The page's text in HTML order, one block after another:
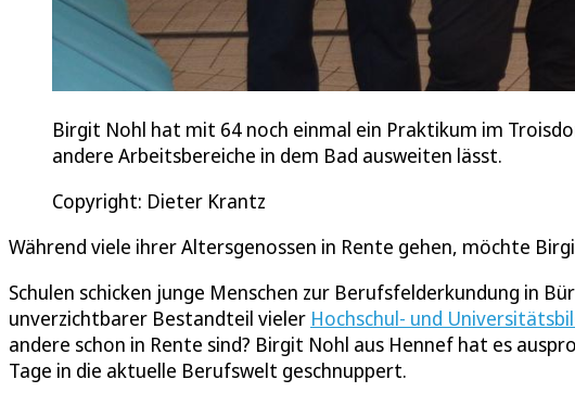
Birgit Nohl hat mit 64 noch einmal ein Praktikum im
andere Arbeitsbereiche in dem Bad ausweiten lässt.
Copyright: Dieter Krantz
Während viele ihrer Altersgenossen in Rente gehen, möchte
Schulen schicken junge Menschen zur Berufsfelderkundung in
unverzichtbarer Bestandteil vieler Hochschul- und
andere schon in Rente sind? Birgit Nohl aus Hennef hat es
Tage in die aktuelle Berufswelt geschnuppert.